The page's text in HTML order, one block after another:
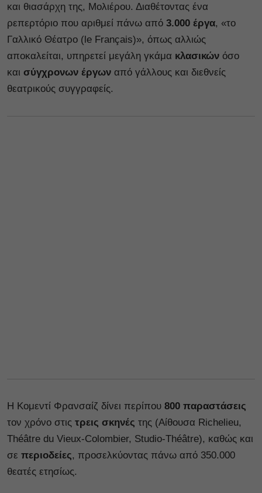
και θιασάρχη της, Μολιέρου. Διαθέτοντας ένα
ρεπερτόριο που αριθμεί πάνω από 3.000 έργα, «το
Γαλλικό Θέατρο (le Français)», όπως αλλιώς
αποκαλείται, υπηρετεί μεγάλη γκάμα κλασικών όσο
και σύγχρονων έργων από γάλλους και διεθνείς
θεατρικούς συγγραφείς.
Η Κομεντί Φρανσαίζ δίνει περίπου 800 παραστάσεις
τον χρόνο στις τρεις σκηνές της (Αίθουσα Richelieu,
Théâtre du Vieux-Colombier, Studio-Théâtre), καθώς και
σε περιοδείες, προσελκύοντας πάνω από 350.000
θεατές ετησίως.